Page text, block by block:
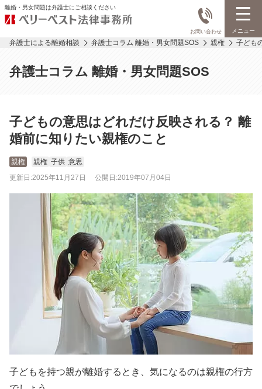
離婚・男女問題は弁護士にご相談ください
お問い合わせ メニュー
弁護士による離婚相談 弁護士コラム 離婚・男女問題SOS 親権 子ども
弁護士コラム 離婚・男女問題SOS
子どもの意思はどれだけ反映される？ 離
婚前に知りたい親権のこと
親権 親権 子供 意思
更新日:2025年11月27日 公開日:2019年07月04日
子どもを持つ親が離婚するとき、気になるのは親権の行方